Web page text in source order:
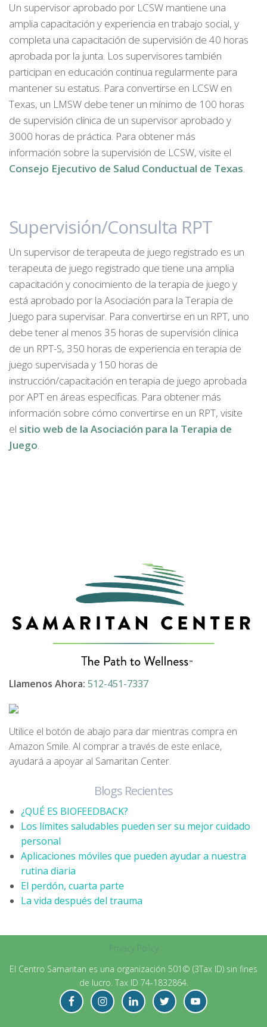
Un supervisor aprobado por LCSW mantiene una
amplia capacitación y experiencia en trabajo social, y
completa una capacitación de supervisión de 40 horas
aprobada por la junta. Los supervisores también
participan en educación continua regularmente para
mantener su estatus. Para convertirse en LCSW en
Texas, un LMSW debe tener un mínimo de 100 horas
de supervisión clínica de un supervisor aprobado y
3000 horas de práctica. Para obtener más
información sobre la supervisión de LCSW, visite el
Consejo Ejecutivo de Salud Conductual de Texas.
Supervisión/Consulta RPT
Un supervisor de terapeuta de juego registrado es un
terapeuta de juego registrado que tiene una amplia
capacitación y conocimiento de la terapia de juego y
está aprobado por la Asociación para la Terapia de
Juego para supervisar. Para convertirse en un RPT, uno
debe tener al menos 35 horas de supervisión clínica
de un RPT-S, 350 horas de experiencia en terapia de
juego supervisada y 150 horas de
instrucción/capacitación en terapia de juego aprobada
por APT en áreas específicas. Para obtener más
información sobre cómo convertirse en un RPT, visite
el sitio web de la Asociación para la Terapia de
Juego.
Llamenos Ahora: 512-451-7337
Utilice el botón de abajo para dar mientras compra en
Amazon Smile. Al comprar a través de este enlace,
ayudará a apoyar al Samaritan Center.
Blogs Recientes
¿QUÉ ES BIOFEEDBACK?
Los límites saludables pueden ser su mejor cuidado
personal
Aplicaciones móviles que pueden ayudar a nuestra
rutina diaria
El perdón, cuarta parte
La vida después del trauma
Privacy Policy
El Centro Samaritan es una organización 501© (3Tax ID) sin fines
de lucro. Tax ID 74-1832864.